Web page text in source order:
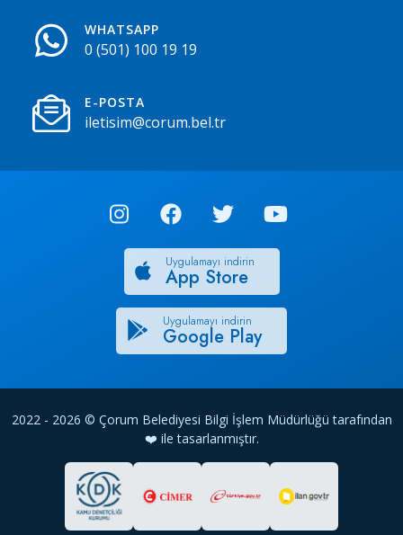
WHATSAPP
0 (501) 100 19 19
E-POSTA
iletisim@corum.bel.tr
Uygulamayı indirin
App Store
Uygulamayı indirin
Google Play
2022 - 2026 © Çorum Belediyesi Bilgi İşlem Müdürlüğü tarafından
❤️ ile tasarlanmıştır.